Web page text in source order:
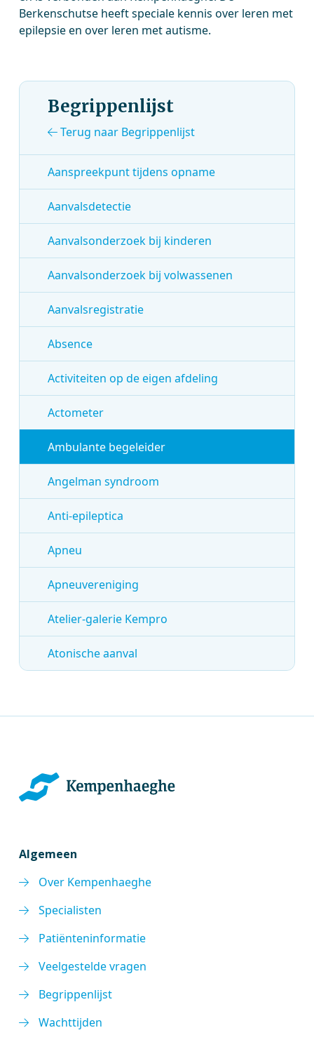
Berkenschutse heeft speciale kennis over leren met
epilepsie en over leren met autisme.
Begrippenlijst
Terug naar Begrippenlijst
Aanspreekpunt tijdens opname
Aanvalsdetectie
Aanvalsonderzoek bij kinderen
Aanvalsonderzoek bij volwassenen
Aanvalsregistratie
Absence
Activiteiten op de eigen afdeling
Actometer
Ambulante begeleider
Angelman syndroom
Anti-epileptica
Apneu
Apneuvereniging
Atelier-galerie Kempro
Atonische aanval
Algemeen
Over Kempenhaeghe
Specialisten
Patiënteninformatie
Veelgestelde vragen
Begrippenlijst
Wachttijden